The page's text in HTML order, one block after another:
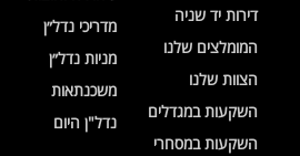
דירות יד שניה
המומלצים שלנו
הצוות שלנו
השקעות במגדלים
השקעות במסחרי
מדריכי נדל״ן
מניות נדל״ן
משכנתאות
נדל"ן היום